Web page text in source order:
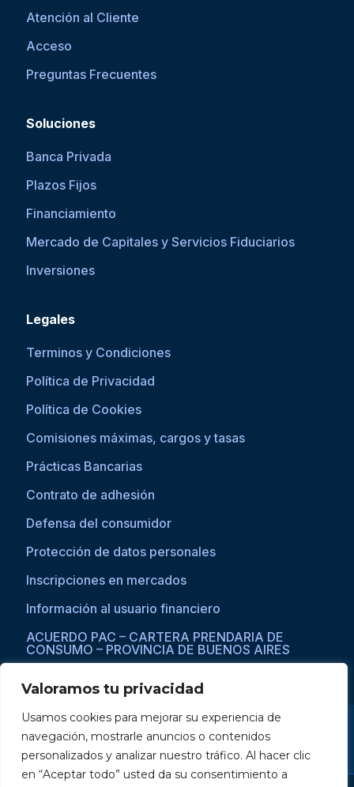
Valoramos tu privacidad
Usamos cookies para mejorar su experiencia de
navegación, mostrarle anuncios o contenidos
personalizados y analizar nuestro tráfico. Al hacer clic
en “Aceptar todo” usted da su consentimiento a
Atención al Cliente
Acceso
Preguntas Frecuentes
Soluciones
Banca Privada
Plazos Fijos
Financiamiento
Mercado de Capitales y Servicios Fiduciarios
Inversiones
Legales
Terminos y Condiciones
Política de Privacidad
Política de Cookies
Comisiones máximas, cargos y tasas
Prácticas Bancarias
Contrato de adhesión
Defensa del consumidor
Protección de datos personales
Inscripciones en mercados
Información al usuario financiero
ACUERDO PAC – CARTERA PRENDARIA DE
CONSUMO – PROVINCIA DE BUENOS AIRES
Si asistís a una persona con dificultades visuales para acceder a la
web, por favor ingresar a través del explorador Microsoft Edge,
donde se habilita la opción de reproducción de texto a voz